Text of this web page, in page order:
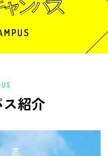
ス紹介